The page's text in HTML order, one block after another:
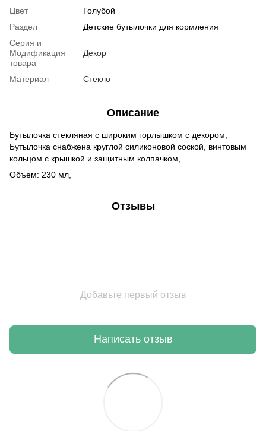
Цвет
Голубой
Раздел
Детские бутылочки для кормления
Серия и
Модификация
товара
Декор
Материал Стекло
Описание
Бутылочка стекляная с широким горлышком с декором,
Бутылочка снабжена круглой силиконовой соской, винтовым
кольцом с крышкой и защитным колпачком,
Объем: 230 мл,
Отзывы
Добавьте первый отзыв
Написать отзыв